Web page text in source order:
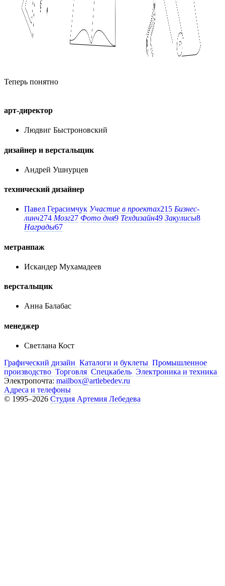
Теперь понятно
арт-директор
Людвиг Быстроновский
дизайнер и верстальщик
Андрей Ушнурцев
технический дизайнер
Павел Герасимчук Участие в проектах215 Бизнес-
линч274 Мозг27 Фото дня9 Техдизайн49 Закулисы8
Награды67
метранпаж
Искандер Мухамадеев
верстальщик
Анна Балабас
менеджер
Светлана Кост
Графический дизайн Каталоги и буклеты Промышленное
производство Торговля Спецкабель Электроника и техника
Электропочта: mailbox@artlebedev.ru
Адреса и телефоны
© 1995–2026 Студия Артемия Лебедева